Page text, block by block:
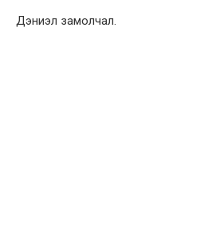
Дэниэл замолчал.